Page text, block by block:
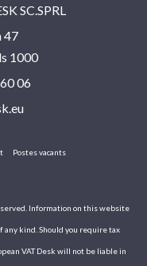
SC.SPRL
47
1000
06
Postes vacants
Information on this website
any kind. Should you require tax
VAT Desk will not be liable in